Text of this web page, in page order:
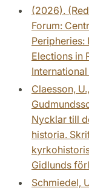
(2026).
Forum:
Peripheries:
Elections in
Claesson,
Nycklar till
historia.
Gidlunds
Schmiedel,